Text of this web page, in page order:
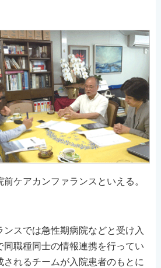
ケアカンファランスといえる。
スでは急性期病院などと受け入
職種同士の情報連携を行ってい
されるチームが入院患者のもとに